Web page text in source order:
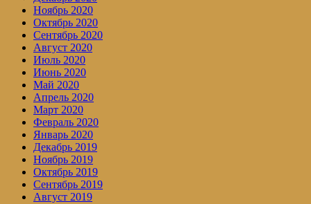
Ноябрь 2020
Октябрь 2020
Сентябрь 2020
Август 2020
Июль 2020
Июнь 2020
Май 2020
Апрель 2020
Март 2020
Февраль 2020
Январь 2020
Декабрь 2019
Ноябрь 2019
Октябрь 2019
Сентябрь 2019
Август 2019